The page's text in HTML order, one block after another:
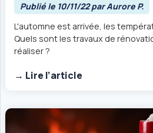
Publié le 10/11/22 par Aurore P.
L'automne est arrivée, les
Quels sont les travaux de
réaliser ?
→ Lire l’article